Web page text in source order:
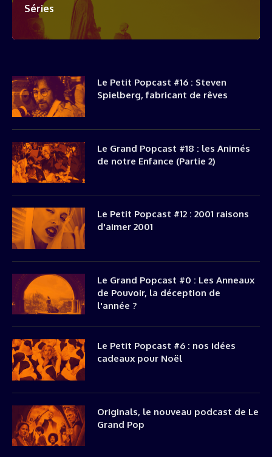
Séries
Le Petit Popcast #16 : Steven
Spielberg, fabricant de rêves
Le Grand Popcast #18 : les Animés
de notre Enfance (Partie 2)
Le Petit Popcast #12 : 2001 raisons
d'aimer 2001
Le Grand Popcast #0 : Les Anneaux
de Pouvoir, la déception de
l'année ?
Le Petit Popcast #6 : nos idées
cadeaux pour Noël
Originals, le nouveau podcast de Le
Grand Pop